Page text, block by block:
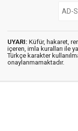
UYARI: Küfür, hakaret,
içeren, imla kuralları ile
Türkçe karakter
onaylanmamaktadır.